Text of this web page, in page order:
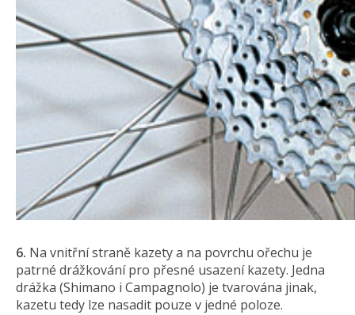
6. Na vnitřní straně kazety a na povrchu ořechu je
patrné drážkování pro přesné usazení kazety. Jedna
drážka (Shimano i Campagnolo) je tvarována jinak,
kazetu tedy lze nasadit pouze v jedné poloze.